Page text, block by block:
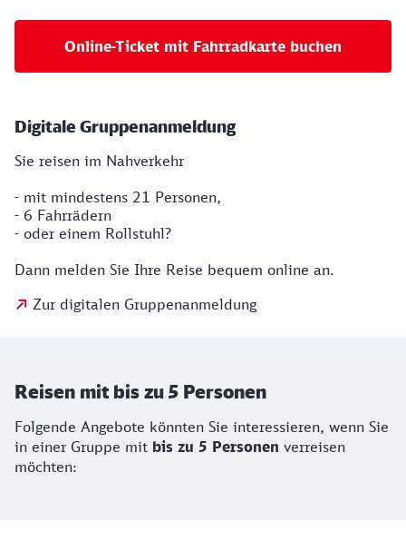
Online-Ticket mit Fahrradkarte buchen
Digitale Gruppenanmeldung
Sie reisen im Nahverkehr
- mit mindestens 21 Personen,
- 6 Fahrrädern
- oder einem Rollstuhl?
Dann melden Sie Ihre Reise bequem online an.
Zur digitalen Gruppenanmeldung
Reisen mit bis zu 5 Personen
Folgende Angebote könnten Sie interessieren, wenn Sie
in einer Gruppe mit bis zu 5 Personen verreisen
möchten: